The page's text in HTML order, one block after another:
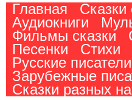
Главная
Сказки
Аудиокниги
Фильмы сказки
Песенки
Стихи
Русские писатели
Зарубежные
Сказки разных